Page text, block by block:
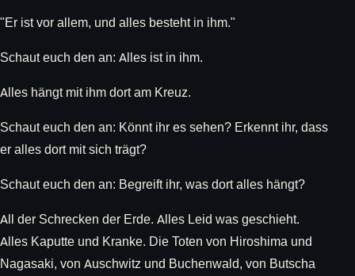
"Er ist vor allem, und alles besteht in ihm."
Schaut euch den an: Alles ist in ihm.
Alles hängt mit ihm dort am Kreuz.
Schaut euch den an: Könnt ihr es sehen? Erkennt ihr, dass
er alles dort mit sich trägt?
Schaut euch den an: Begreift ihr, was dort alles hängt?
All der Schrecken der Erde. Alles Leid was geschieht.
Alles Kaputte und Kranke. Die Toten von Hiroshima und
Nagasaki, von Auschwitz und Buchenwald, von Butscha